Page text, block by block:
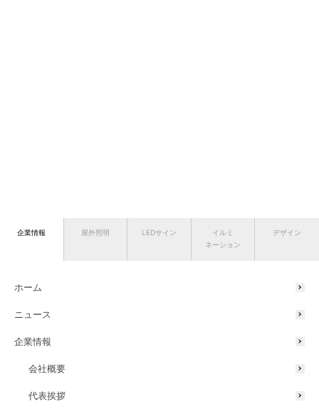
企業情報 屋外照明 LEDサイン
イルミ
ネーション
デザイン
ホーム
ニュース
企業情報
会社概要
代表挨拶